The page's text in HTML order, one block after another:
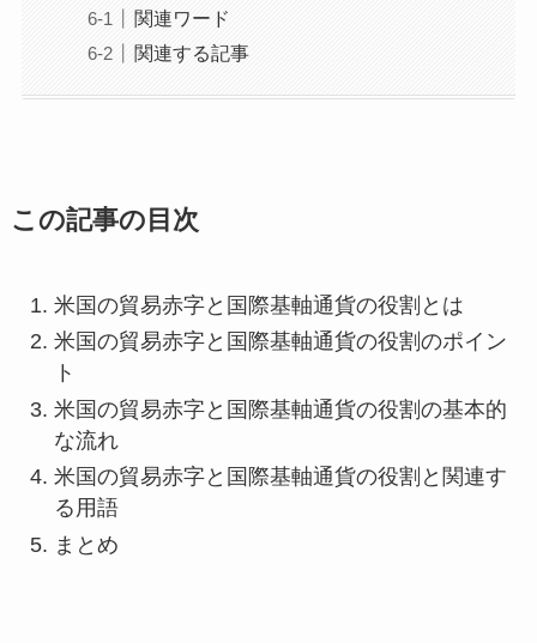
関連ワード
関連する記事
この記事の目次
米国の貿易赤字と国際基軸通貨の役割とは
米国の貿易赤字と国際基軸通貨の役割のポイン
ト
米国の貿易赤字と国際基軸通貨の役割の基本的
な流れ
米国の貿易赤字と国際基軸通貨の役割と関連す
る用語
まとめ